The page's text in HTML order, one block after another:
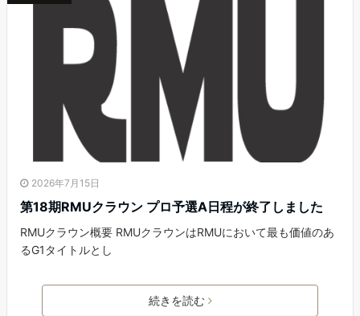
2026年7月15日
第18期RMUクラウン プロ予選A日程が終了しました
RMUクラウン概要 RMUクラウンはRMUにおいて最も価値のあ
るG1タイトルとし
続きを読む